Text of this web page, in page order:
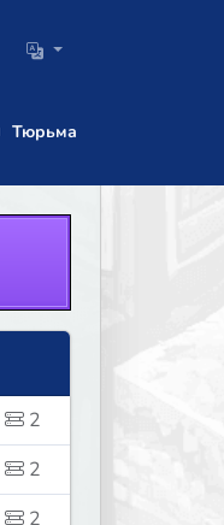
Тюрьма
2
2
2